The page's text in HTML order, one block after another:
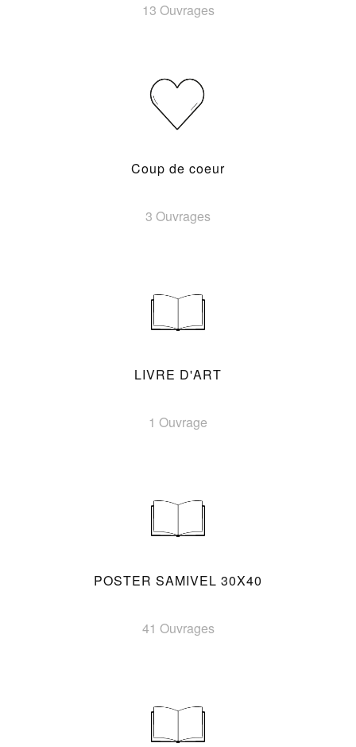
13 Ouvrages
Coup de coeur
3 Ouvrages
LIVRE D'ART
1 Ouvrage
POSTER SAMIVEL 30X40
41 Ouvrages